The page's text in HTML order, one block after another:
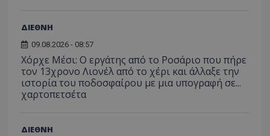
ΔΙΕΘΝΗ
09.08.2026 - 08:57
Χόρχε Μέσι: Ο εργάτης από το Ροσάριο που πήρε
τον 13χρονο Λιονέλ από το χέρι και άλλαξε την
ιστορία του ποδοσφαίρου με μια υπογραφή σε...
χαρτοπετσέτα
ΔΙΕΘΝΗ